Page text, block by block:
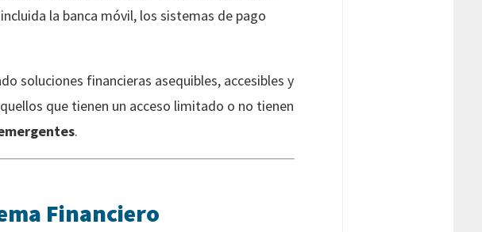
la banca móvil, los sistemas de pago
soluciones financieras asequibles, accesibles y
que tienen un acceso limitado o no tienen
.
Financiero